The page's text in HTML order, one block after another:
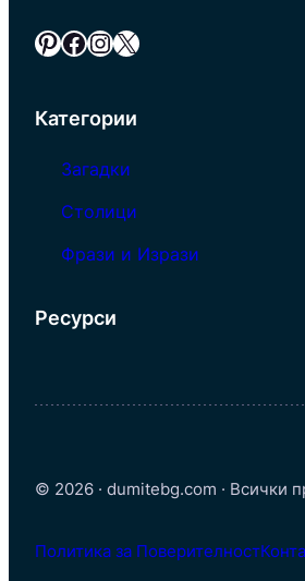
Pinterest Facebook InstagramX
Категории
Загадки
Столици
Фрази и Изрази
Ресурси
© 2026 · dumitebg.com · Всички
Политика за Поверителност